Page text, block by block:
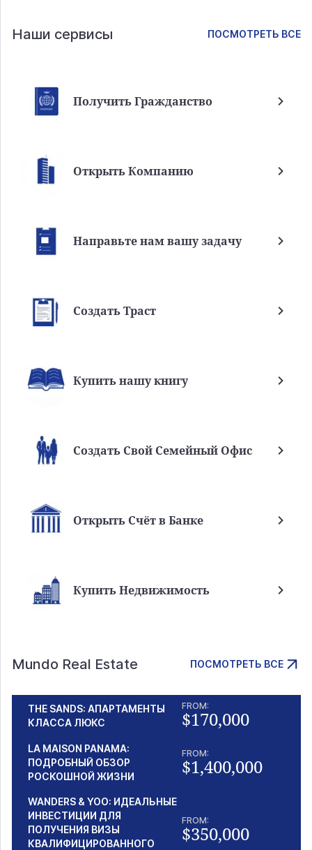
Наши сервисы ПОСМОТРЕТЬ ВСЕ
Получить Гражданство
Открыть Компанию
Направьте нам вашу задачу
Создать Траст
Купить нашу книгу
Создать Свой Семейный Офис
Открыть Счёт в Банке
Купить Недвижимость
Mundo Real Estate ПОСМОТРЕТЬ ВСЕ
THE SANDS: АПАРТАМЕНТЫ
КЛАССА ЛЮКС
FROM:
$170,000
LA MAISON PANAMA:
ПОДРОБНЫЙ ОБЗОР
РОСКОШНОЙ ЖИЗНИ
FROM:
$1,400,000
WANDERS & YOO: ИДЕАЛЬНЫЕ
ИНВЕСТИЦИИ ДЛЯ
ПОЛУЧЕНИЯ ВИЗЫ
КВАЛИФИЦИРОВАННОГО
FROM:
$350,000